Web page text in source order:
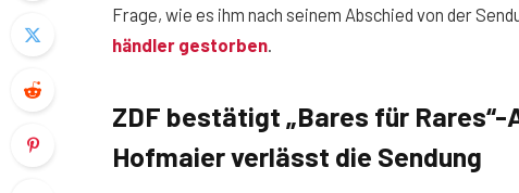
Frage, wie es ihm nach seinem Abschied von der
händler gestorben.
ZDF bestätigt „Bares für
Hofmaier verlässt die Sendung